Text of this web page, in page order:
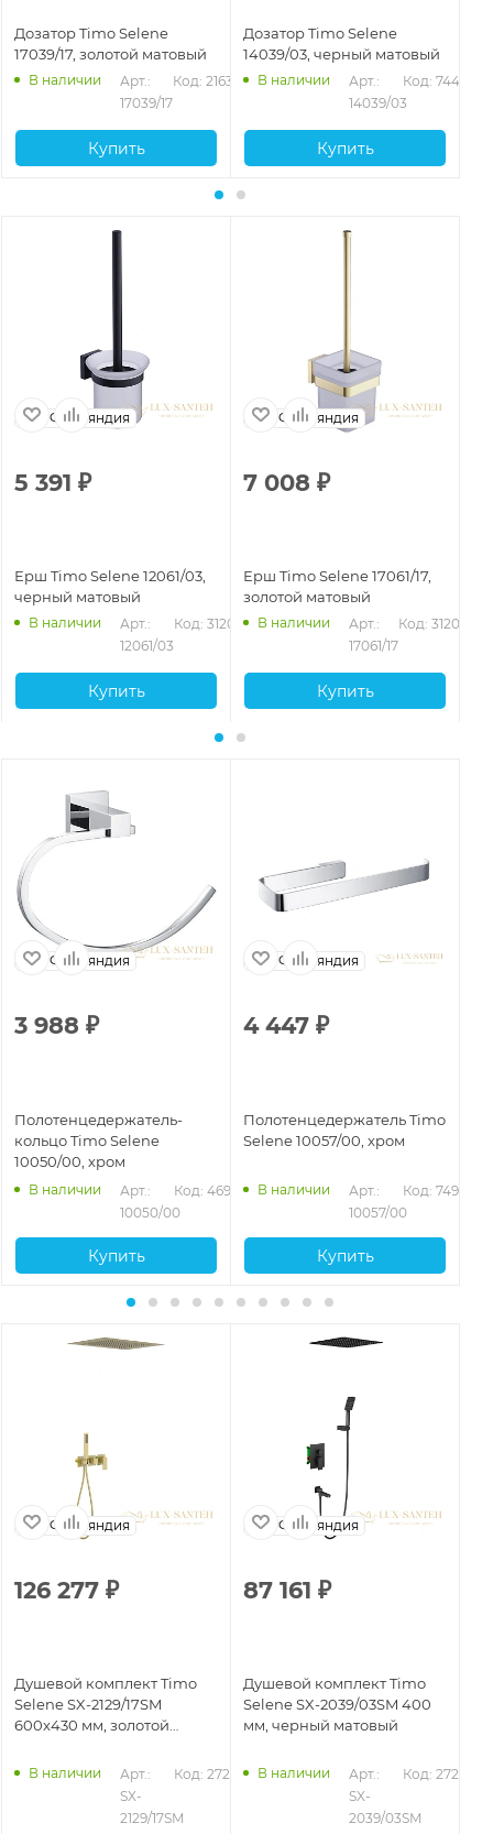
Дозатор Timo Selene
17039/17, золотой матовый
В наличии
Арт.:
17039/17
Код: 21637
Купить
Дозатор Timo Selene
14039/03, черный матовый
В наличии
Арт.:
14039/03
Код: 74474
Купить
Финляндия
5 391 ₽
Ерш Timo Selene 12061/03,
черный матовый
В наличии
Арт.:
12061/03
Код: 31200
Купить
Финляндия
7 008 ₽
Ерш Timo Selene 17061/17,
золотой матовый
В наличии
Арт.:
17061/17
Код: 31202
Купить
Финляндия
3 988 ₽
Полотенцедержатель-
кольцо Timo Selene
10050/00, хром
В наличии
Арт.:
10050/00
Код: 46951
Купить
Финляндия
4 447 ₽
Полотенцедержатель Timo
Selene 10057/00, хром
В наличии
Арт.:
10057/00
Код: 74938
Купить
Финляндия
126 277 ₽
Душевой комплект Timo
Selene SX-2129/17SM
600x430 мм, золотой
В наличии
Арт.:
SX-
2129/17SM
Код: 27218
Финляндия
87 161 ₽
Душевой комплект Timo
Selene SX-2039/03SM 400
мм, черный матовый
В наличии
Арт.:
SX-
2039/03SM
Код: 27211